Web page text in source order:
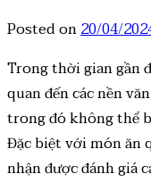
Posted on20/04/
Trong thời gian gần
quan đến các nền
trong đó không thể
Đặc biệt với món ăn
nhận được đánh giá